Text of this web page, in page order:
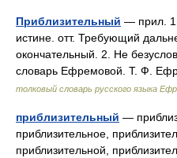
Приблизительный — прил.
истине. отт. Требующий
окончательный. 2. Не
словарь Ефремовой. Т. Ф.
толковый словарь русского языка
приблизительный —
приблизительное,
приблизительной,